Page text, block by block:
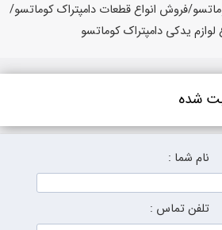
فروش انواع قطعات دامپتراک کوماتسو/
یدکی دامپتراک کوماتسو
شده
نام شما :
تلفن تماس :